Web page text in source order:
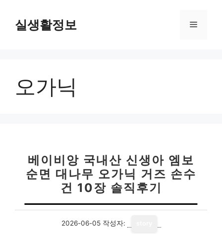
실생활정보 메
오가닉
베이비앙 국내산 신생아 엠보
순면 대나무 오가닉 거즈 손수
건 10장 솔직후기
2026-06-05 작성자: